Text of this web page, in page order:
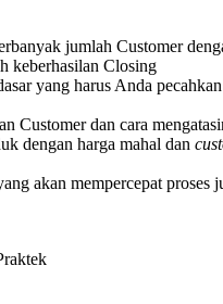
jumlah Customer
keberhasilan Closing
yang harus Anda
Customer dan cara
dengan harga mahal dan
akan mempercepat proses